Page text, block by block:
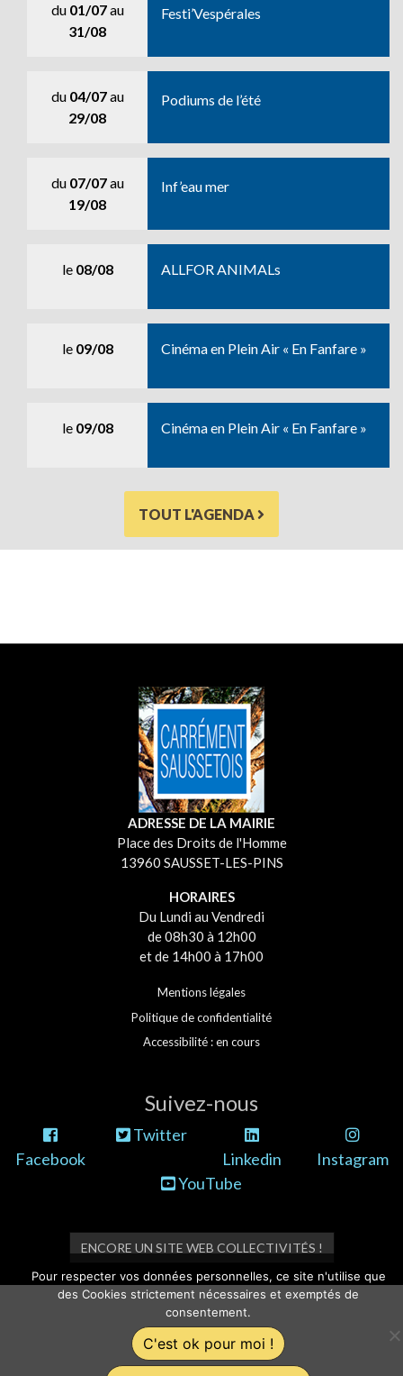
du 01/07au
31/08
Festi’Vespérales
du 04/07au
29/08
Podiums de l’été
du 07/07au
19/08
Inf’eau mer
le 08/08 ALLFOR ANIMALs
le 09/08 Cinéma en Plein Air « En Fanfare »
le 09/08 Cinéma en Plein Air « En Fanfare »
TOUT L'AGENDA
ADRESSE DE LA MAIRIE
Place des Droits de l'Homme
13960 SAUSSET-LES-PINS
HORAIRES
Du Lundi au Vendredi
de 08h30 à 12h00
et de 14h00 à 17h00
Mentions légales
Politique de confidentialité
Accessibilité : en cours
Suivez-nous
Facebook
Twitter
Linkedin
Instagram
YouTube
ENCORE UN SITE WEB COLLECTIVITÉS !
Pour respecter vos données personnelles, ce site n'utilise que
des Cookies strictement nécessaires et exemptés de
consentement.
C'est ok pour moi !